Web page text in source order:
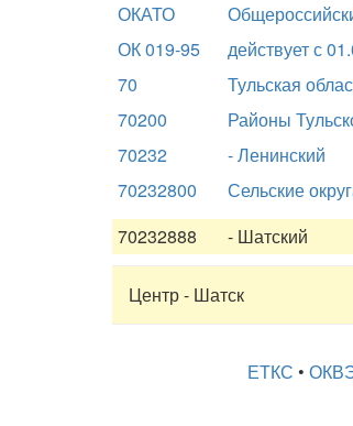
ОКАТО
ОК 019-95
действует с
70
Тульская
70200
Районы
70232
- Ленинский
70232800
Сельские
70232888
- Шатский
Центр - Шатск
ЕТКС •